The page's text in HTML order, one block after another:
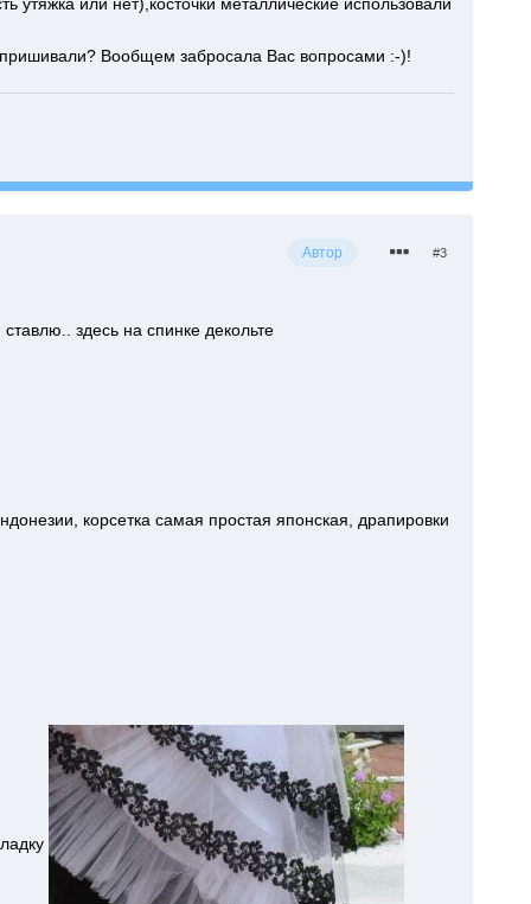
Вообщем забросала Вас вопросами :-)!
Автор #3
здесь на спинке декольте
корсетка самая простая японская, драпировки